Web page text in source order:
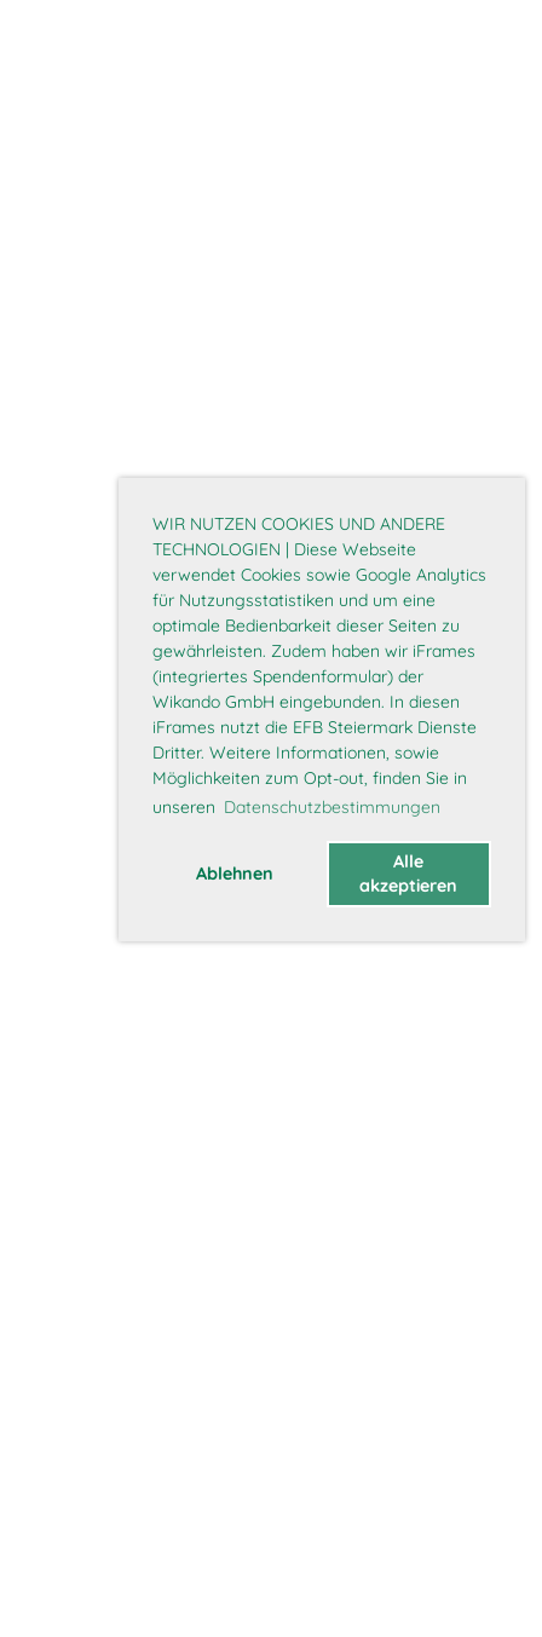
WIR NUTZEN COOKIES UND ANDERE
TECHNOLOGIEN | Diese Webseite
verwendet Cookies sowie Google Analytics
für Nutzungsstatistiken und um eine
optimale Bedienbarkeit dieser Seiten zu
gewährleisten. Zudem haben wir iFrames
(integriertes Spendenformular) der
Wikando GmbH eingebunden. In diesen
iFrames nutzt die EFB Steiermark Dienste
Dritter. Weitere Informationen, sowie
Möglichkeiten zum Opt-out, finden Sie in
unseren Datenschutzbestimmungen
Ablehnen
Alle
akzeptieren